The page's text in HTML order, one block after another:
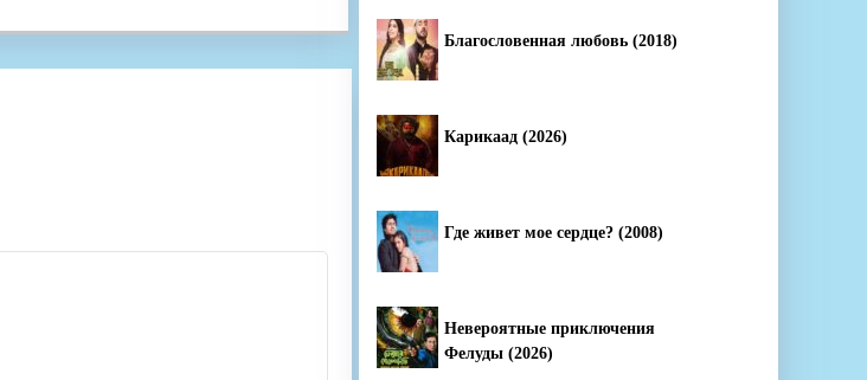
Благословенная любовь (2018)
Карикаад (2026)
Где живет мое сердце? (2008)
Невероятные приключения
Фелуды (2026)